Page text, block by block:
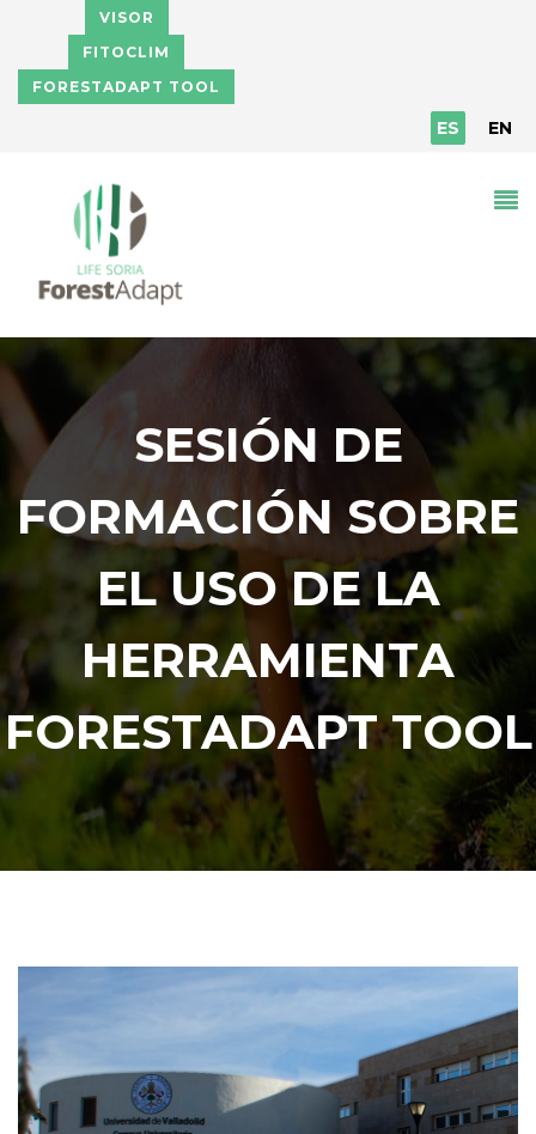
Pasar al contenido principal
VISOR
FITOCLIM
FORESTADAPT TOOL
ES EN
SESIÓN DE
FORMACIÓN SOBRE
EL USO DE LA
HERRAMIENTA
FORESTADAPT TOOL